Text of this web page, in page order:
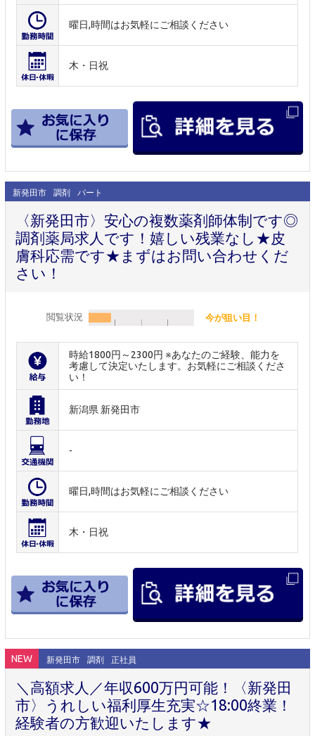
曜日,時間はお気軽にご相談ください
木・日祝
新発田市 調剤 パート
〈新発田市〉安心の複数薬剤師体制です◎
調剤薬局求人です！嬉しい残業なし★皮
膚科応需です★まずはお問い合わせくだ
さい！
閲覧状況 今が狙い目！
時給1800円～2300円 ※あなたのご経験、能力を
考慮して決定いたします。お気軽にご相談くださ
い！
新潟県 新発田市
-
曜日,時間はお気軽にご相談ください
木・日祝
NEW 新発田市 調剤 正社員
＼高額求人／年収600万円可能！〈新発田
市〉うれしい福利厚生充実☆18:00終業！
経験者の方歓迎いたします★